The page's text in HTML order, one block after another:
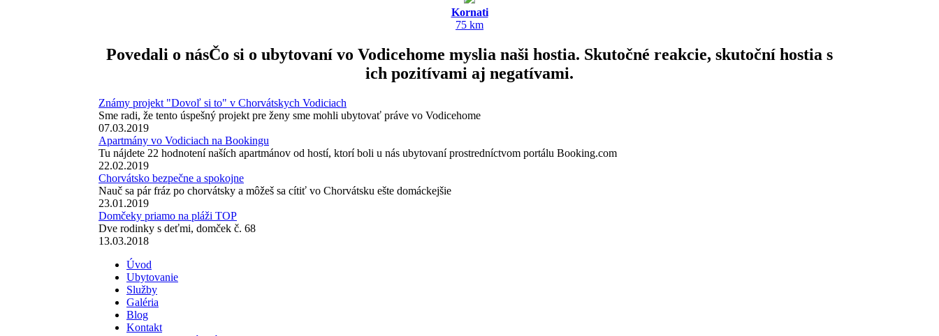
Kornati
75 km
Povedali o násČo si o ubytovaní vo Vodicehome myslia naši hostia. Skutočné reakcie, skutoční hostia s
ich pozitívami aj negatívami.
Známy projekt "Dovoľ si to" v Chorvátskych Vodiciach
Sme radi, že tento úspešný projekt pre ženy sme mohli ubytovať práve vo Vodicehome
07.03.2019
Apartmány vo Vodiciach na Bookingu
Tu nájdete 22 hodnotení naších apartmánov od hostí, ktorí boli u nás ubytovaní prostredníctvom portálu Booking.com
22.02.2019
Chorvátsko bezpečne a spokojne
Nauč sa pár fráz po chorvátsky a môžeš sa cítiť vo Chorvátsku ešte domáckejšie
23.01.2019
Domčeky priamo na pláži TOP
Dve rodinky s deťmi, domček č. 68
13.03.2018
Úvod
Ubytovanie
Služby
Galéria
Blog
Kontakt